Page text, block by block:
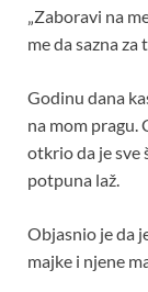
„Zaboravi na
me da sazna za
Godinu dana
na mom pragu.
otkrio da je sve
potpuna laž.
Objasnio je da
majke i njene